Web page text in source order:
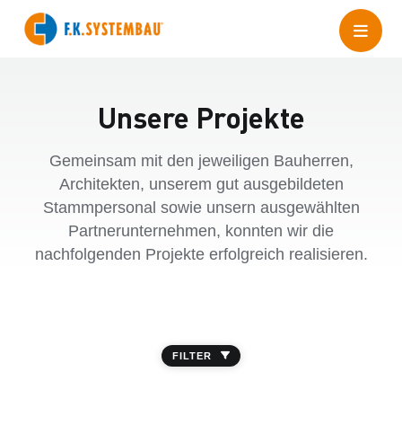
Unsere Projekte
Gemeinsam mit den jeweiligen Bauherren,
Architekten, unserem gut ausgebildeten
Stammpersonal sowie unsern ausgewählten
Partnerunternehmen, konnten wir die
nachfolgenden Projekte erfolgreich realisieren.
FILTER